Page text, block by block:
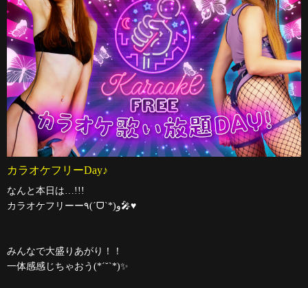
カラオケフリーDay♪
なんと本日は…!!!
カラオケフリーー٩(ˊᗜˋ*)و🎤♥️
みんなで大盛りあがり！！
一体感感じちゃおう(*ˊ˘ˋ*)✨